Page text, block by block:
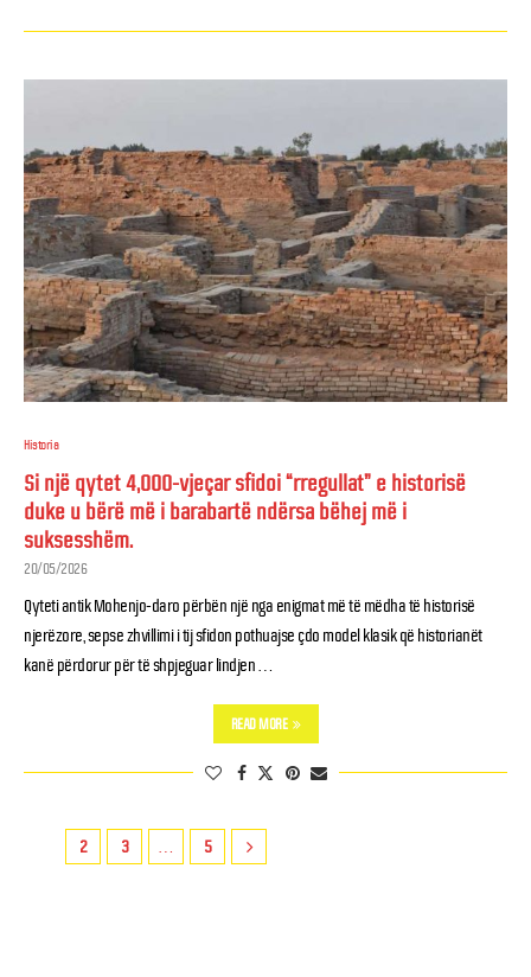
Historia
Si një qytet 4,000-vjeçar sfidoi “rregullat” e historisë
duke u bërë më i barabartë ndërsa bëhej më i
suksesshëm.
20/05/2026
Qyteti antik Mohenjo-daro përbën një nga enigmat më të mëdha të historisë
njerëzore, sepse zhvillimi i tij sfidon pothuajse çdo model klasik që historianët
kanë përdorur për të shpjeguar lindjen …
READ MORE
2 3 … 5